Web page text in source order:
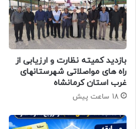
بازدید کمیته نظارت و ارزیابی از
راه های مواصلاتی شهرستانهای
غرب استان کرمانشاه
18 ساعت پیش